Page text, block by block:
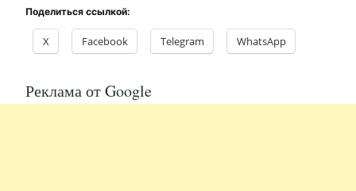
Поделиться ссылкой:
X Facebook Telegram WhatsApp
Реклама от Google